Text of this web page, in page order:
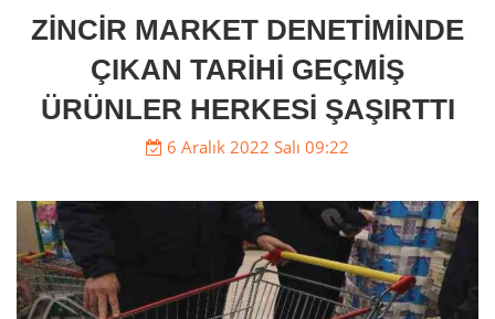
ZİNCİR MARKET DENETİMİNDE
ÇIKAN TARİHİ GEÇMİŞ
ÜRÜNLER HERKESİ ŞAŞIRTTI
6 Aralık 2022 Salı 09:22